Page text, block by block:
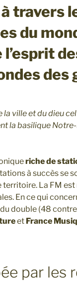
travers
du
la ville et du dieu
la basilique
riche de
à succès se
La FM
En ce qui
double (48
et France
par les